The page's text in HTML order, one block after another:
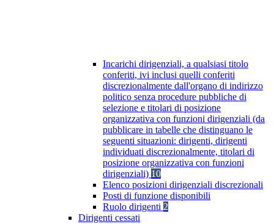
Incarichi dirigenziali, a qualsiasi titolo
conferiti, ivi inclusi quelli conferiti
discrezionalmente dall'organo di indirizzo
politico senza procedure pubbliche di
selezione e titolari di posizione
organizzativa con funzioni dirigenziali (da
pubblicare in tabelle che distinguano le
seguenti situazioni: dirigenti, dirigenti
individuati discrezionalmente, titolari di
posizione organizzativa con funzioni
dirigenziali) 10
Elenco posizioni dirigenziali discrezionali
Posti di funzione disponibili
Ruolo dirigenti 2
Dirigenti cessati